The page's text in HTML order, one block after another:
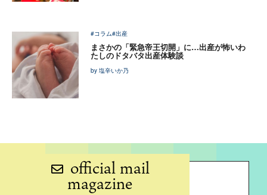
#コラム#出産
まさかの「緊急帝王切開」に…出産が怖いわ
たしのドタバタ出産体験談
by 塩辛いか乃
official mail
magazine